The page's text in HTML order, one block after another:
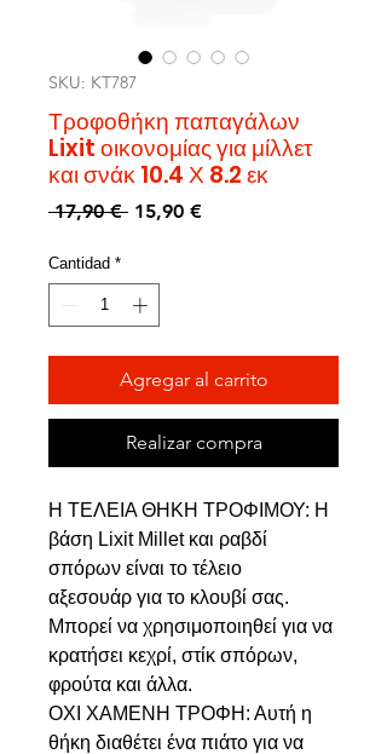
SKU: KT787
Τροφοθήκη παπαγάλων
Lixit οικονομίας για μίλλετ
και σνάκ 10.4 Χ 8.2 εκ
17,90 € Precio
15,90 €Precio
Cantidad *
Agregar al carrito
Realizar compra
Η ΤΕΛΕΙΑ ΘΗΚΗ ΤΡΟΦΙΜΟΥ: Η
βάση Lixit Millet και ραβδί
σπόρων είναι το τέλειο
αξεσουάρ για το κλουβί σας.
Μπορεί να χρησιμοποιηθεί για να
κρατήσει κεχρί, στίκ σπόρων,
φρούτα και άλλα.
ΟΧΙ ΧΑΜΕΝΗ ΤΡΟΦΗ: Αυτή η
θήκη διαθέτει ένα πιάτο για να